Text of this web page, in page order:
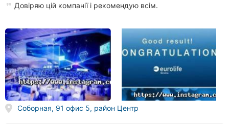
Кропивницкий
Киев
Харьков
Запорожье
Днепр
Довіряю цій компанії і рекомендую всім.
Соборная, 91 офис 5, район Центр